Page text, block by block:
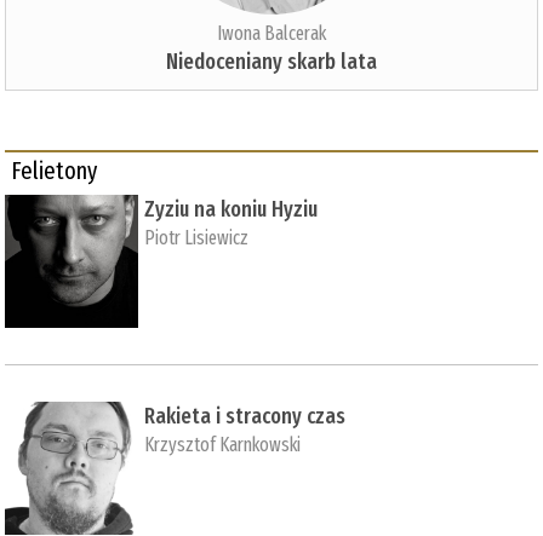
Iwona Balcerak
Niedoceniany skarb lata
Felietony
Zyziu na koniu Hyziu
Piotr Lisiewicz
Rakieta i stracony czas
Krzysztof Karnkowski